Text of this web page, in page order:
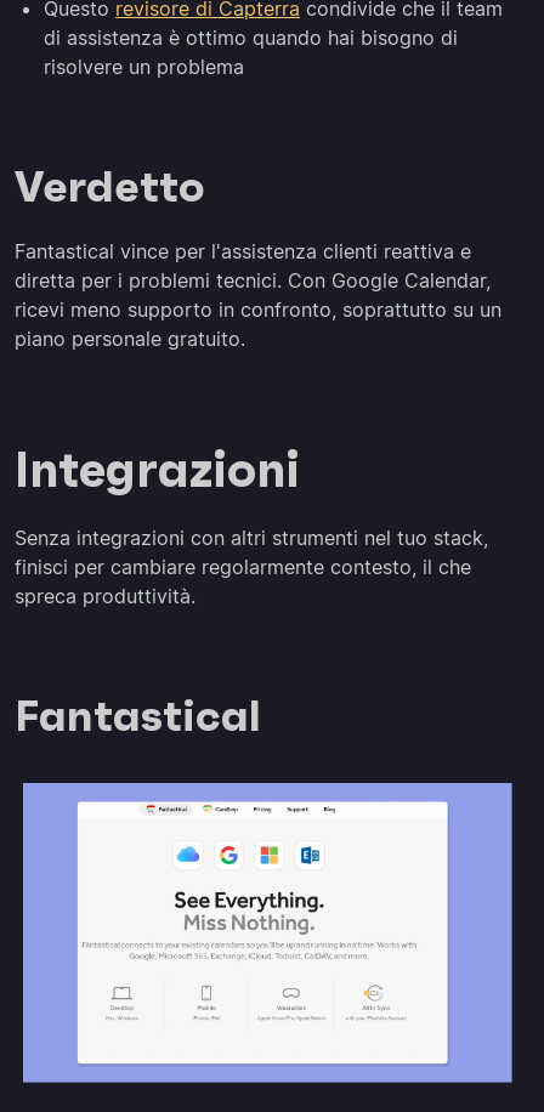
Questo revisore di Capterra condivide che il team
di assistenza è ottimo quando hai bisogno di
risolvere un problema
Verdetto
Fantastical vince per l'assistenza clienti reattiva e
diretta per i problemi tecnici. Con Google Calendar,
ricevi meno supporto in confronto, soprattutto su un
piano personale gratuito.
Integrazioni
Senza integrazioni con altri strumenti nel tuo stack,
finisci per cambiare regolarmente contesto, il che
spreca produttività.
Fantastical